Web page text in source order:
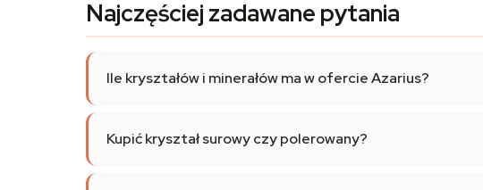
Najczęściej zadawane pytania
Ile kryształów i minerałów ma w ofercie Azarius?
Kupić kryształ surowy czy polerowany?